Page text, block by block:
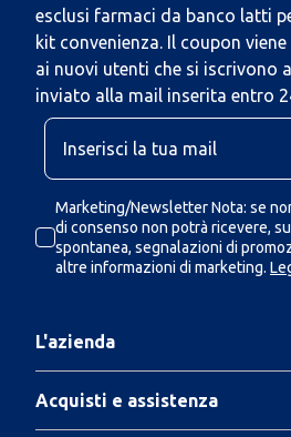
esclusi farmaci da banco latti
kit convenienza. Il coupon
ai nuovi utenti che si iscrivono
inviato alla mail inserita entro
Marketing/Newsletter Nota: se
di consenso non potrà ricevere,
spontanea, segnalazioni di
altre informazioni di marketing.
L'azienda
Acquisti e assistenza